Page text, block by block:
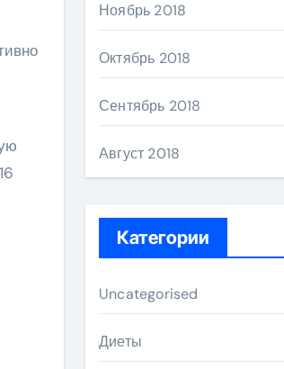
Ноябрь 2018
Октябрь 2018
Сентябрь 2018
Август 2018
Категории
Uncategorised
Диеты